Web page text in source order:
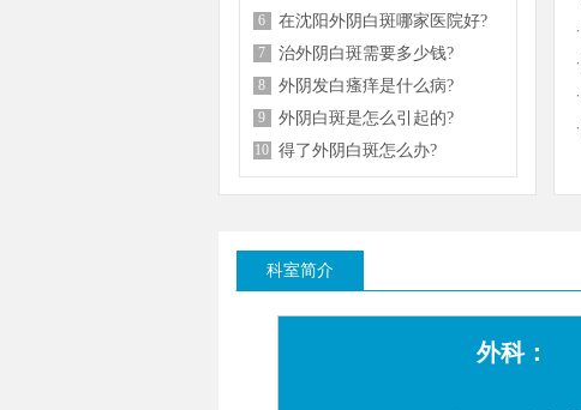
6 在沈阳外阴白斑哪家医院好?
7 治外阴白斑需要多少钱?
8 外阴发白瘙痒是什么病?
9 外阴白斑是怎么引起的?
10 得了外阴白斑怎么办?
科室简介
外科：